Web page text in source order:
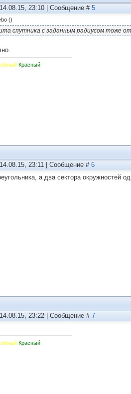
23:10 | Сообщение # 5
()
спутника с заданным радиусом тоже
Красный
23:11 | Сообщение # 6
а два сектора окружностей
23:22 | Сообщение # 7
Красный